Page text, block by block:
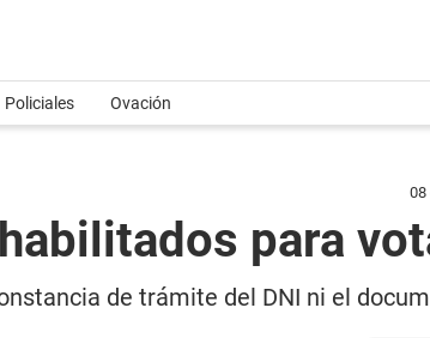
Policiales Ovación
08
para
de trámite del DNI ni el